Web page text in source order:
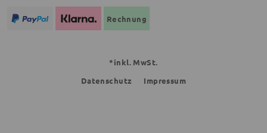
Rechnung
*inkl. MwSt.
Datenschutz
Impressum